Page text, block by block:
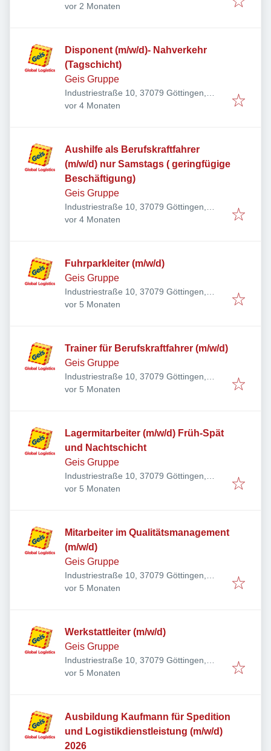
Deutschland
Veröffentlicht:
vor 2 Monaten
Disponent (m/w/d)- Nahverkehr
(Tagschicht)
Geis Gruppe
Industriestraße 10, 37079 Göttingen,
Deutschland
Veröffentlicht:
vor 4 Monaten
Aushilfe als Berufskraftfahrer
(m/w/d) nur Samstags ( geringfügige
Beschäftigung)
Geis Gruppe
Industriestraße 10, 37079 Göttingen,
Deutschland
Veröffentlicht:
vor 4 Monaten
Fuhrparkleiter (m/w/d)
Geis Gruppe
Industriestraße 10, 37079 Göttingen,
Deutschland
Veröffentlicht:
vor 5 Monaten
Trainer für Berufskraftfahrer (m/w/d)
Geis Gruppe
Industriestraße 10, 37079 Göttingen,
Deutschland
Veröffentlicht:
vor 5 Monaten
Lagermitarbeiter (m/w/d) Früh-Spät
und Nachtschicht
Geis Gruppe
Industriestraße 10, 37079 Göttingen,
Deutschland
Veröffentlicht:
vor 5 Monaten
Mitarbeiter im Qualitätsmanagement
(m/w/d)
Geis Gruppe
Industriestraße 10, 37079 Göttingen,
Deutschland
Veröffentlicht:
vor 5 Monaten
Werkstattleiter (m/w/d)
Geis Gruppe
Industriestraße 10, 37079 Göttingen,
Deutschland
Veröffentlicht:
vor 5 Monaten
Ausbildung Kaufmann für Spedition
und Logistikdienstleistung (m/w/d)
2026